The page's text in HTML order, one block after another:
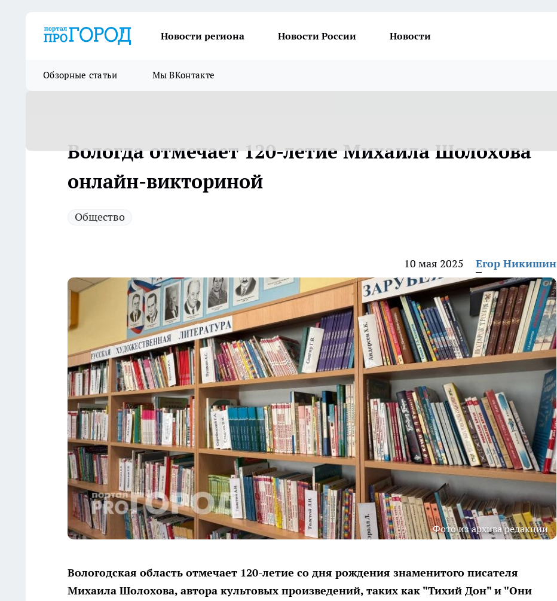
Новости региона Новости России Новости
Обзорные статьи Мы ВКонтакте
Вологда отмечает 120-летие Михаила Шолохова
онлайн-викториной
Общество
10 мая 2025 Егор Никишин
Фото из архива редакции
Вологодская область отмечает 120-летие со дня рождения знаменитого писателя
Михаила Шолохова, автора культовых произведений, таких как "Тихий Дон" и "Они